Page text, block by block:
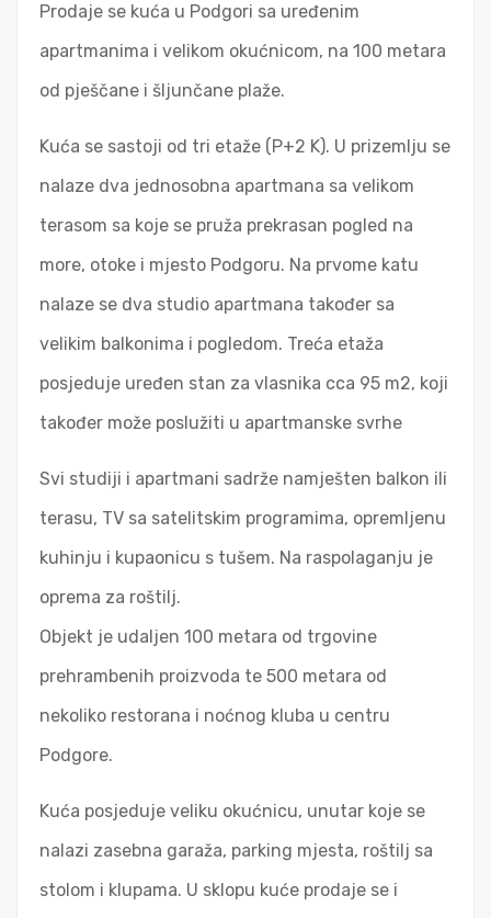
Prodaje se kuća u Podgori sa uređenim
apartmanima i velikom okućnicom, na 100 metara
od pješčane i šljunčane plaže.
Kuća se sastoji od tri etaže (P+2 K). U prizemlju se
nalaze dva jednosobna apartmana sa velikom
terasom sa koje se pruža prekrasan pogled na
more, otoke i mjesto Podgoru. Na prvome katu
nalaze se dva studio apartmana također sa
velikim balkonima i pogledom. Treća etaža
posjeduje uređen stan za vlasnika cca 95 m2, koji
također može poslužiti u apartmanske svrhe
Svi studiji i apartmani sadrže namješten balkon ili
terasu, TV sa satelitskim programima, opremljenu
kuhinju i kupaonicu s tušem. Na raspolaganju je
oprema za roštilj.
Objekt je udaljen 100 metara od trgovine
prehrambenih proizvoda te 500 metara od
nekoliko restorana i noćnog kluba u centru
Podgore.
Kuća posjeduje veliku okućnicu, unutar koje se
nalazi zasebna garaža, parking mjesta, roštilj sa
stolom i klupama. U sklopu kuće prodaje se i